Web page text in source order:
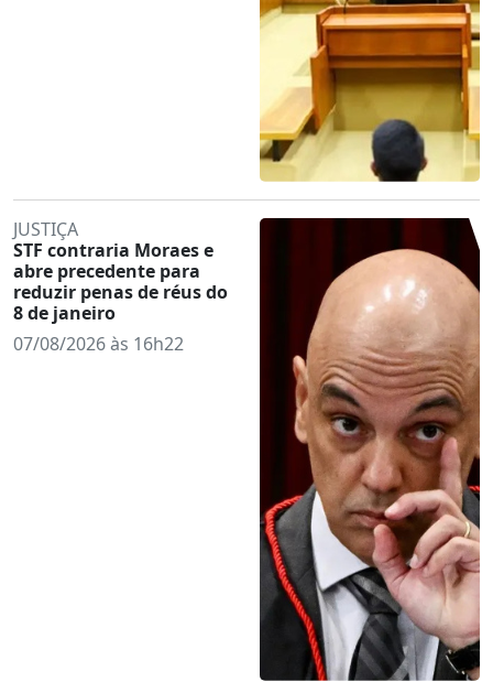
JUSTIÇA
STF contraria Moraes e
abre precedente para
reduzir penas de réus do
8 de janeiro
07/08/2026 às 16h22